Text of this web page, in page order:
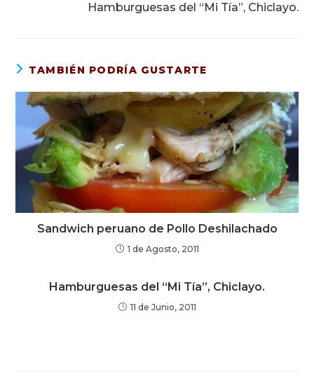
Hamburguesas del “Mi Tía”, Chiclayo.
TAMBIÉN PODRÍA GUSTARTE
Sandwich peruano de Pollo Deshilachado
1 de Agosto, 2011
Hamburguesas del “Mi Tía”, Chiclayo.
11 de Junio, 2011